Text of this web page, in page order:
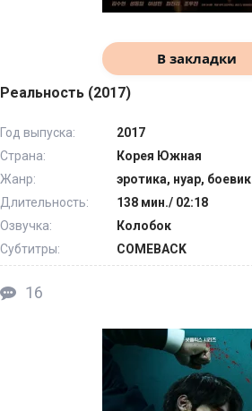
В закладки
Реальность (2017)
Год выпуска:
2017
Страна:
Корея Южная
Жанр:
эротика, нуар, боевик
Длительность:
138 мин./ 02:18
Озвучка:
Колобок
Субтитры:
COMEBACK
16